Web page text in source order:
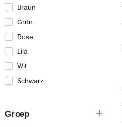
Braun
Grün
Rose
Lila
Wit
Schwarz
Groep